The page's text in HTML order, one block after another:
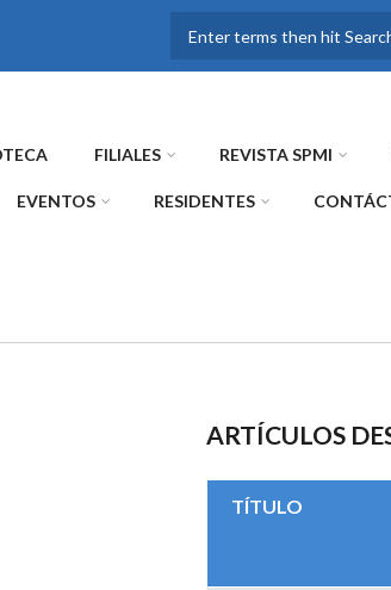
FORMULARIO
FILIALES REVISTA SPMI
EVENTOS RESIDENTES
ARTÍCULOS
TÍTULO